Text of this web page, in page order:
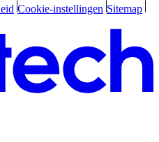
Cookie-instellingen Sitemap